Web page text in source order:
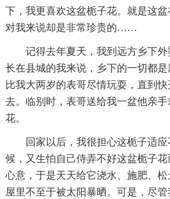
下，我更喜欢这盆栀子花。就是这盆
对我来说却是非常珍贵的……
记得去年夏天，我到远方乡下
长在县城的我来说，乡下的一切都
比我大两岁的表哥尽情玩耍，直到
去。临别时，表哥送给我一盆他亲
花。
回家以后，我很担心这栀子适
候，又生怕自己侍弄不好这盆栀子
心意，于是天天给它浇水、施肥、
屋里不至于被太阳暴晒。可是，尽管